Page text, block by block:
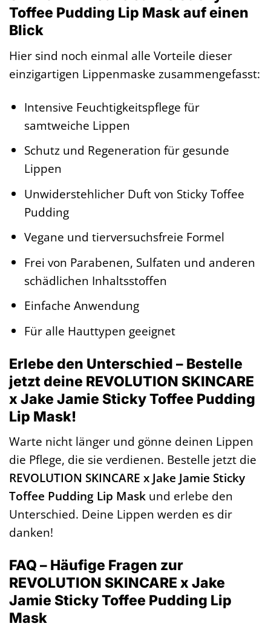
Toffee Pudding Lip Mask auf einen
Blick
Hier sind noch einmal alle Vorteile dieser
einzigartigen Lippenmaske zusammengefasst:
Intensive Feuchtigkeitspflege für
samtweiche Lippen
Schutz und Regeneration für gesunde
Lippen
Unwiderstehlicher Duft von Sticky Toffee
Pudding
Vegane und tierversuchsfreie Formel
Frei von Parabenen, Sulfaten und anderen
schädlichen Inhaltsstoffen
Einfache Anwendung
Für alle Hauttypen geeignet
Erlebe den Unterschied – Bestelle
jetzt deine REVOLUTION SKINCARE
x Jake Jamie Sticky Toffee Pudding
Lip Mask!
Warte nicht länger und gönne deinen Lippen
die Pflege, die sie verdienen. Bestelle jetzt die
REVOLUTION SKINCARE x Jake Jamie Sticky
Toffee Pudding Lip Mask und erlebe den
Unterschied. Deine Lippen werden es dir
danken!
FAQ – Häufige Fragen zur
REVOLUTION SKINCARE x Jake
Jamie Sticky Toffee Pudding Lip
Mask